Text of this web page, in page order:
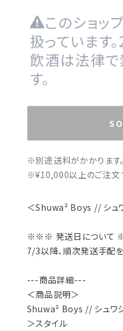
このショッ
扱っています
飲酒は法律で
す。
※別途送料がかかります。
※¥10,000以上のご注文
＜Shuwa² Boys // シュ
※※※ 発送日につい
7/3以降、順次発送手配を
---商品詳細---
＜商品説明＞
Shuwa² Boys // シュワ
＞スタイル